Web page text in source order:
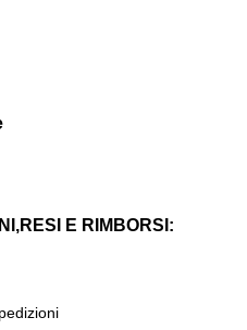
E RIMBORSI: